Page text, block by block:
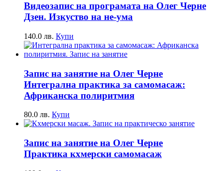
Видеозапис на програмата на Олег Черне
Дзен. Изкуство на не-ума
140.0 лв. Купи
Запис на занятие на Олег Черне
Интегрална практика за самомасаж:
Африканска полиритмия
80.0 лв. Купи
Запис на занятие на Олег Черне
Практика кхмерски самомасаж